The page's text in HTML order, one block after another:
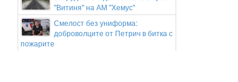
"Витиня" на АМ "Хемус"
Смелост без униформа:
доброволците от Петрич в битка с
пожарите